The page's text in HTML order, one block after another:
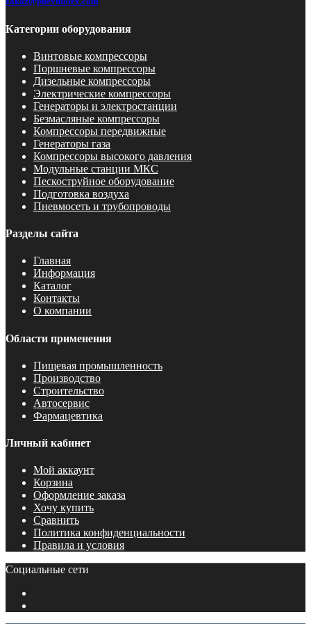
Категории оборудования
Винтовые компрессоры
Поршневые компрессоры
Дизельные компрессоры
Электрические компрессоры
Генераторы и электростанции
Безмасляные компрессоры
Компрессоры передвижные
Генераторы газа
Компрессоры высокого давления
Модульные станции МКС
Пескоструйное оборудование
Подготовка воздуха
Пневмосеть и трубопроводы
Разделы сайта
Главная
Информация
Каталог
Контакты
О компании
Области применения
Пищевая промышленность
Производство
Строительство
Автосервис
Фармацевтика
Личный кабинет
Мой аккаунт
Корзина
Оформление заказа
Хочу купить
Сравнить
Политика конфиденциальности
Правила и условия
Социальные сети